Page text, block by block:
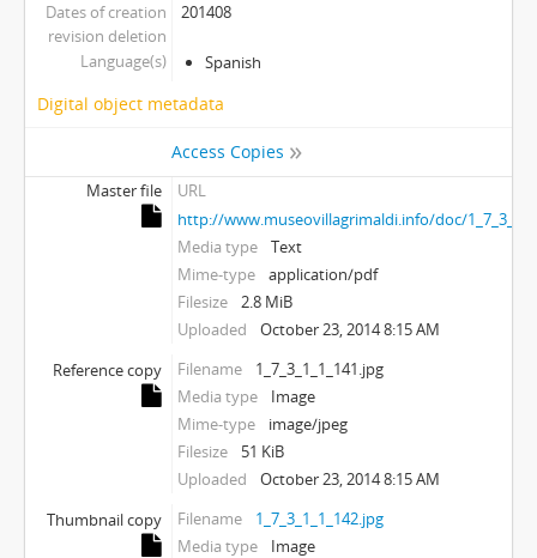
Dates of creation
revision deletion
201408
Language(s) Spanish
Digital object metadata
Access Copies
Master file
URL
http://www.museovillagrimaldi.info/doc/
Media type
Text
Mime-type
application/pdf
Filesize
2.8 MiB
Uploaded
October 23, 2014 8:15 AM
Reference copy
Filename
1_7_3_1_1_141.jpg
Media type
Image
Mime-type
image/jpeg
Filesize
51 KiB
Uploaded
October 23, 2014 8:15 AM
Thumbnail copy
Filename
1_7_3_1_1_142.jpg
Media type
Image